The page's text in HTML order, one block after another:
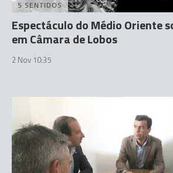
5 SENTIDOS
Espectáculo do Médio Oriente
em Câmara de Lobos
2 Nov 10:35